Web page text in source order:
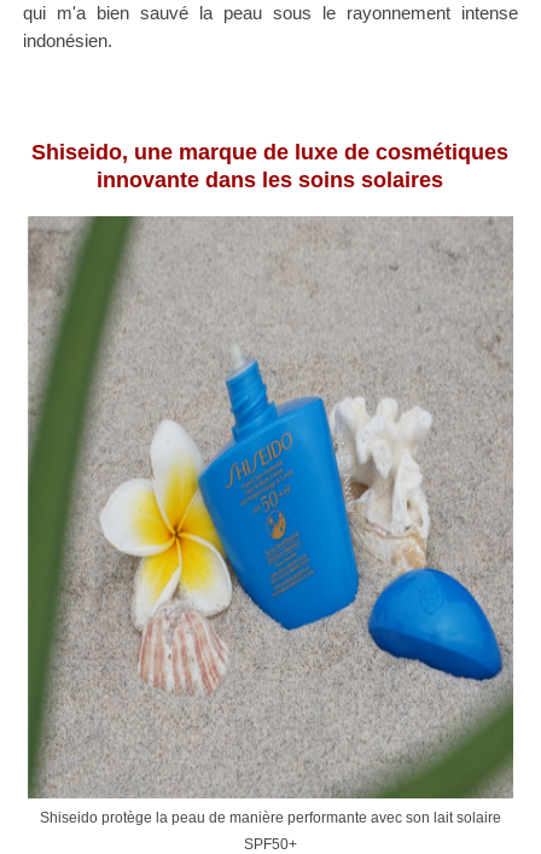
qui m'a bien sauvé la peau sous le rayonnement intense
indonésien.
Shiseido, une marque de luxe de cosmétiques
innovante dans les soins solaires
Shiseido protège la peau de manière performante avec son lait solaire
SPF50+